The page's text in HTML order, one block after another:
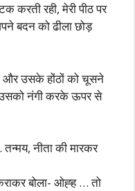
करती रही, मेरी पीठ पर
बदन को ढीला छोड़
और उसके होंठों को चूसने
उसको नंगी करके ऊपर से
नीता की मारकर
बोला- ओह्ह … तो